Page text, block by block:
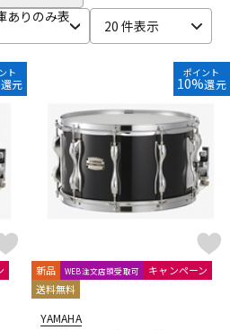
ありのみ表
20 件表示
ト
還元
ポイント
10%還元
新品 WEB注文店頭受取可
キャンペーン
送料無料
YAMAHA